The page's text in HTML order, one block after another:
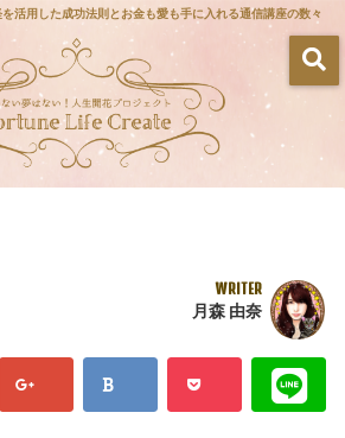
活用した成功法則とお金も愛も手に入れる通信講座の数々
WRITER
月森 由奈